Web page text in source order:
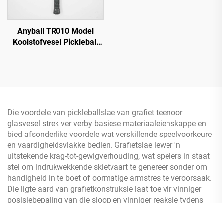
Anyball TR010 Model
Koolstofvesel Pickleball
Die voordele van pickleballslae van grafiet teenoor
glasvesel strek ver verby basiese materiaaleienskappe en
bied afsonderlike voordele wat verskillende speelvoorkeure
en vaardigheidsvlakke bedien. Grafietslae lewer 'n
uitstekende krag-tot-gewigverhouding, wat spelers in staat
stel om indrukwekkende skietvaart te genereer sonder om
handigheid in te boet of oormatige armstres te veroorsaak.
Die ligte aard van grafietkonstruksie laat toe vir vinniger
posisiebepaling van die sloop en vinniger reaksie tydens